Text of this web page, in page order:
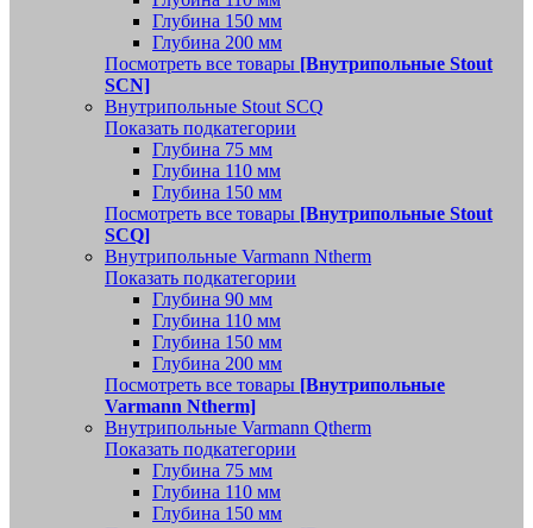
Глубина 150 мм
Глубина 200 мм
Посмотреть все товары [Внутрипольные Stout
SCN]
Внутрипольные Stout SCQ
Показать подкатегории
Глубина 75 мм
Глубина 110 мм
Глубина 150 мм
Посмотреть все товары [Внутрипольные Stout
SCQ]
Внутрипольные Varmann Ntherm
Показать подкатегории
Глубина 90 мм
Глубина 110 мм
Глубина 150 мм
Глубина 200 мм
Посмотреть все товары [Внутрипольные
Varmann Ntherm]
Внутрипольные Varmann Qtherm
Показать подкатегории
Глубина 75 мм
Глубина 110 мм
Глубина 150 мм